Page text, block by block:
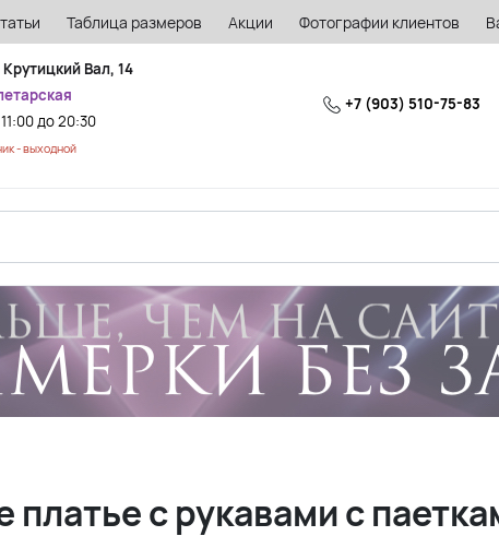
Таблица размеров Акции Фотографии клиентов
Вал, 14
до 20:30
- выходной
+7 (903) 510-75-83
с рукавами с